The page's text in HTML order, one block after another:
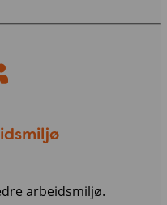
arbeidsmiljø.